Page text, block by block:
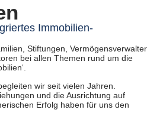
Immobilien-
Stiftungen, Vermögensverwalter
bei allen Themen rund um die
wir seit vielen Jahren.
und die Ausrichtung auf
Erfolg haben für uns den